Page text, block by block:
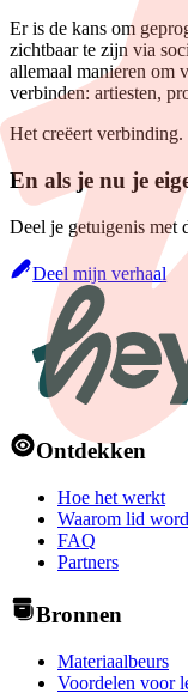
Er is de kans om
zichtbaar te zijn via
allemaal manieren om
verbinden: artiesten,
Het creëert verbinding.
En als je nu je
Deel je getuigenis met
Deel mijn verhaal
Ontdekken
Hoe het werkt
Waarom lid
FAQ
Partners
Bronnen
Materiaalbeurs
Voordelen voor